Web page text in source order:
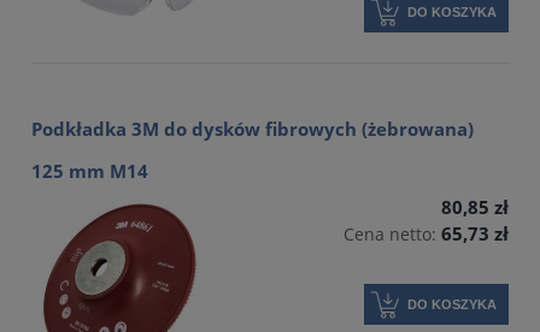
DO KOSZYKA
Podkładka 3M do dysków fibrowych (żebrowana)
125 mm M14
80,85 zł
Cena netto: 65,73 zł
DO KOSZYKA